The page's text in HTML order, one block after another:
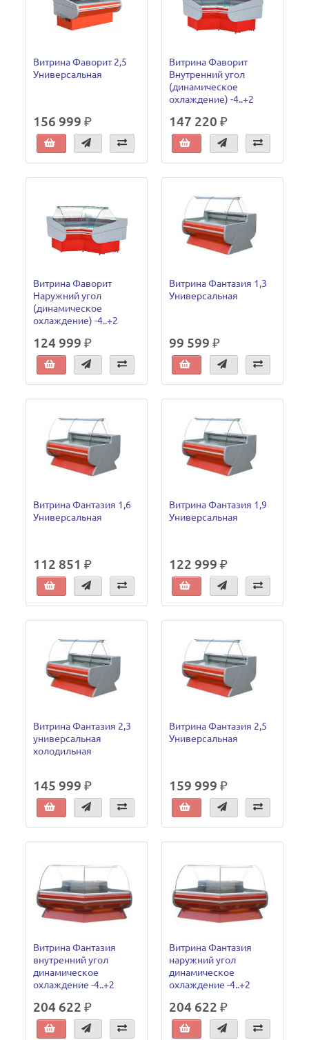
Витрина Фаворит 2,5
Универсальная
156 999 ₽
Витрина Фаворит
Внутренний угол
(динамическое
охлаждение) -4..+2
147 220 ₽
Витрина Фаворит
Наружний угол
(динамическое
охлаждение) -4..+2
124 999 ₽
Витрина Фантазия 1,3
Универсальная
99 599 ₽
Витрина Фантазия 1,6
Универсальная
112 851 ₽
Витрина Фантазия 1,9
Универсальная
122 999 ₽
Витрина Фантазия 2,3
универсальная
холодильная
145 999 ₽
Витрина Фантазия 2,5
Универсальная
159 999 ₽
Витрина Фантазия
внутренний угол
динамическое
охлаждение -4..+2
204 622 ₽
Витрина Фантазия
наружний угол
динамическое
охлаждение -4..+2
204 622 ₽